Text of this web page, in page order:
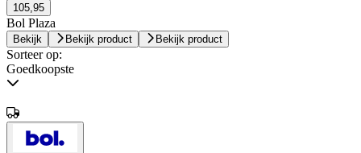
105,95
Bol Plaza
Bekijk Bekijk product Bekijk product
Sorteer op:
Goedkoopste